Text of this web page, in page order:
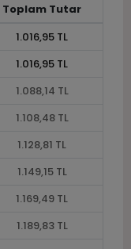
Toplam Tutar
1.016,95 TL
1.016,95 TL
1.088,14 TL
1.108,48 TL
1.128,81 TL
1.149,15 TL
1.169,49 TL
1.189,83 TL